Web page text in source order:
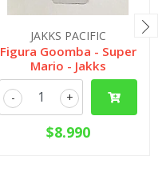
JAKKS PACIFIC
Figura Goomba - Super
Mario - Jakks
+
-
$8.990